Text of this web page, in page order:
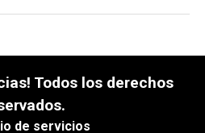
Todos los derechos
de servicios